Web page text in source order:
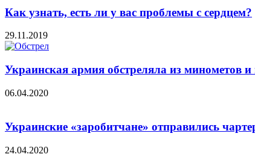
Как узнать, есть ли у вас проблемы с сердцем?
29.11.2019
Украинская армия обстреляла из минометов
06.04.2020
Украинские «заробитчане» отправились
24.04.2020